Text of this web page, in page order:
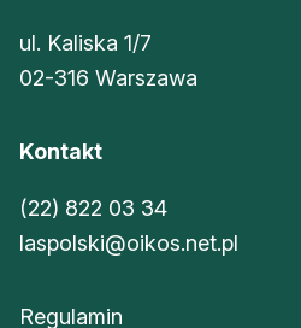
ul. Kaliska 1/7
02-316 Warszawa
Kontakt
(22) 822 03 34
laspolski@oikos.net.pl
Regulamin